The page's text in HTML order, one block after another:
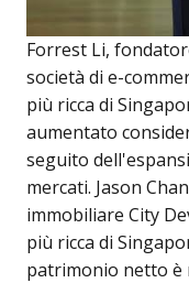
Forrest Li,
società di e-
più ricca di
aumentato
seguito
mercati. Jason
immobiliare City
più ricca di
patrimonio netto è